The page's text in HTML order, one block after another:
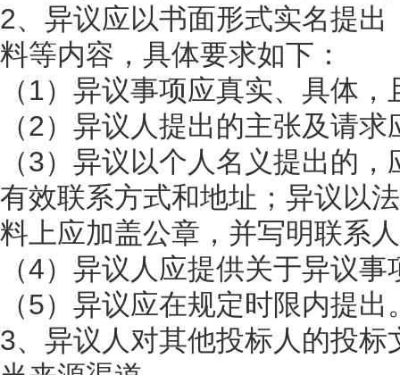
2、异议应以书面形式实名提
料等内容，具体要求如下：
（1）异议事项应真实、具体
（2）异议人提出的主张及请求
（3）异议以个人名义提出的
有效联系方式和地址；异议以
料上应加盖公章，并写明联系
（4）异议人应提供关于异议
（5）异议应在规定时限内提出
3、异议人对其他投标人的投